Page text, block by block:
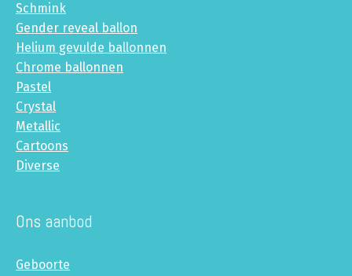
Schmink
Gender reveal ballon
Helium gevulde ballonnen
Chrome ballonnen
Pastel
Crystal
Metallic
Cartoons
Diverse
Ons aanbod
Geboorte